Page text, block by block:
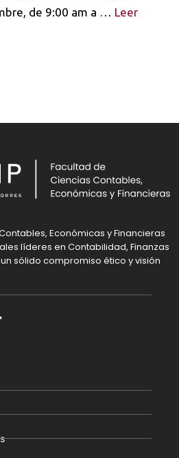
de 9:00 am a … Leer
Económicas y Financieras
líderes en Contabilidad, Finanzas
sólido compromiso ético y visión